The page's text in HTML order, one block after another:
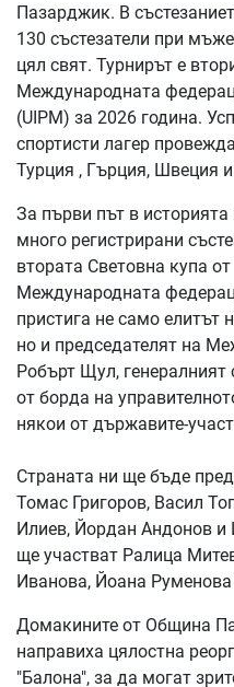
Пазарджик. В
130 състезатели при
цял свят. Турнирът е
Международната
(UIPM) за 2026 година.
спортисти лагер
Турция , Гърция, Швеция
За първи път в
много регистрирани
втората Световна купа
Международната
пристига не само елитът
но и председателят на
Робърт Щул,
от борда на
някои от държавите-
Страната ни ще бъде
Томас Григоров, Васил
Илиев, Йордан Андонов и
ще участват Ралица
Иванова, Йоана
Домакините от Община
направиха цялостна
"Балона", за да могат